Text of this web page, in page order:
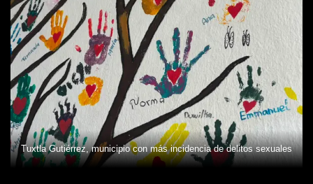
Tuxtla Gutiérrez, municipio con más incidencia de delitos sexuales